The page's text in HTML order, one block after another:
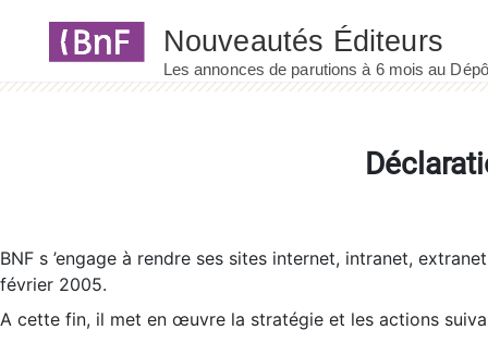
BNF s ’engage à rendre ses sites internet, intranet,
février 2005.
A cette fin, il met en œuvre la stratégie et les actions